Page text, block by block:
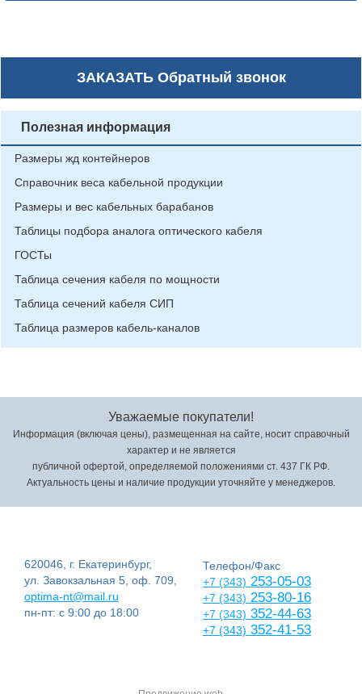
ЗАКАЗАТЬОбратный звонок
Полезная информация
Размеры жд контейнеров
Справочник веса кабельной продукции
Размеры и вес кабельных барабанов
Таблицы подбора аналога оптического кабеля
ГОСТы
Таблица сечения кабеля по мощности
Таблица сечений кабеля СИП
Таблица размеров кабель-каналов
Уважаемые покупатели!
Информация (включая цены), размещенная на сайте, носит справочный
характер и не является
публичной офертой, определяемой положениями ст. 437 ГК РФ.
Актуальность цены и наличие продукции уточняйте у менеджеров.
620046, г. Екатеринбург,
ул. Завокзальная 5, оф. 709,
optima-nt@mail.ru
пн-пт: с 9:00 до 18:00
Телефон/Факс
+7 (343) 253-05-03
+7 (343) 253-80-16
+7 (343) 352-44-63
+7 (343) 352-41-53